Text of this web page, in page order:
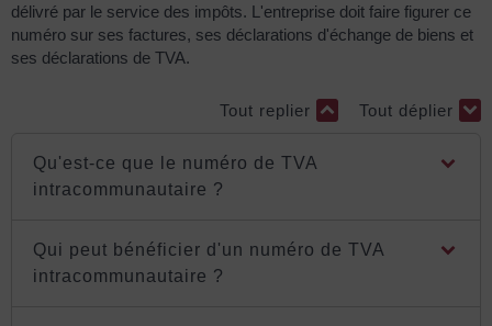
délivré par le service des impôts. L'entreprise doit faire figurer ce
numéro sur ses factures, ses déclarations d'échange de biens et
ses déclarations de TVA.
Tout replier Tout déplier
Qu'est-ce que le numéro de TVA
intracommunautaire ?
Qui peut bénéficier d'un numéro de TVA
intracommunautaire ?